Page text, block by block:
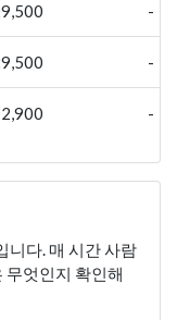
-
-
-
니다. 매 시간 사람
무엇인지 확인해